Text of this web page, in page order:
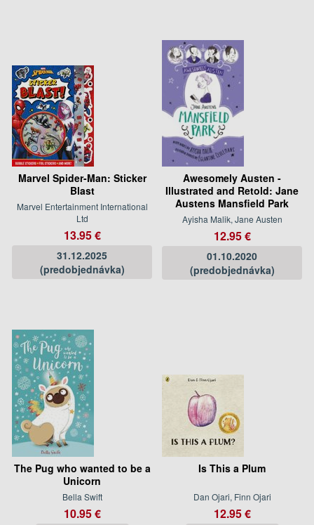
Marvel Spider-Man: Sticker
Blast
Marvel Entertainment International
Ltd
13.95 €
31.12.2025
(predobjednávka)
Awesomely Austen -
Illustrated and Retold: Jane
Austens Mansfield Park
Ayisha Malik, Jane Austen
12.95 €
01.10.2020
(predobjednávka)
The Pug who wanted to be a
Unicorn
Bella Swift
10.95 €
Is This a Plum
Dan Ojari, Finn Ojari
12.95 €